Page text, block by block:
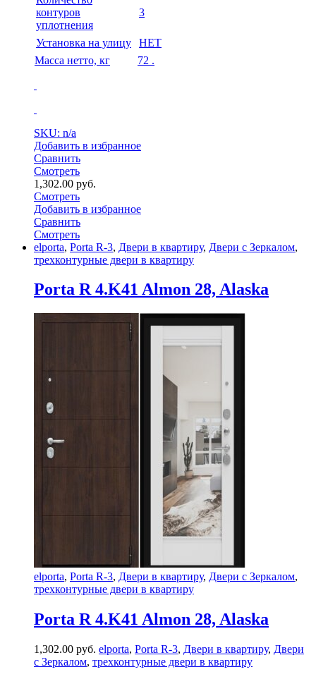
контуров
уплотнения
3
Установка на улицу
НЕТ
Масса нетто, кг
72 .
SKU: n/a
Добавить в избранное
Сравнить
Смотреть
1,302.00 руб.
Смотреть
Добавить в избранное
Сравнить
Смотреть
elporta, Porta R-3, Двери в квартиру, Двери с Зеркалом,
трехконтурные двери в квартиру
Porta R 4.K41 Almon 28, Alaska
elporta, Porta R-3, Двери в квартиру, Двери с Зеркалом,
трехконтурные двери в квартиру
Porta R 4.K41 Almon 28, Alaska
1,302.00 руб. elporta, Porta R-3, Двери в квартиру, Двери
с Зеркалом, трехконтурные двери в квартиру